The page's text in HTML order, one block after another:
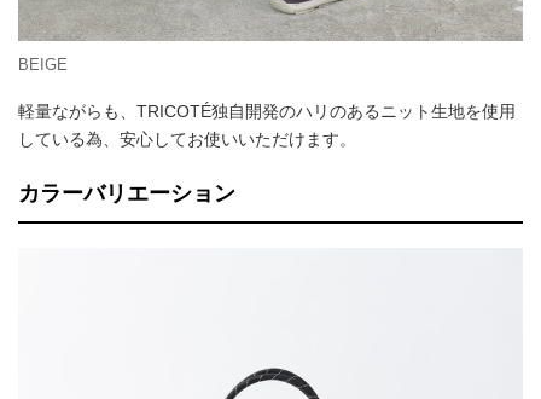
BEIGE
軽量ながらも、TRICOTÉ独自開発のハリのあるニット生地を使用
している為、安心してお使いいただけます。
カラーバリエーション